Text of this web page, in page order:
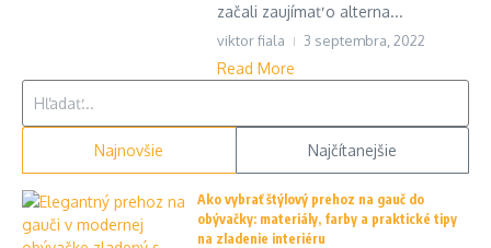
začali zaujímať o alterna...
viktor fiala 3 septembra, 2022
Read More
Najnovšie Najčítanejšie
Ako vybrať štýlový prehoz na gauč do
obývačky: materiály, farby a praktické tipy
na zladenie interiéru